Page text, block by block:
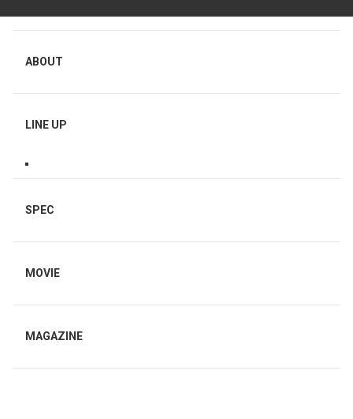
ABOUT
LINE UP
SPEC
MOVIE
MAGAZINE